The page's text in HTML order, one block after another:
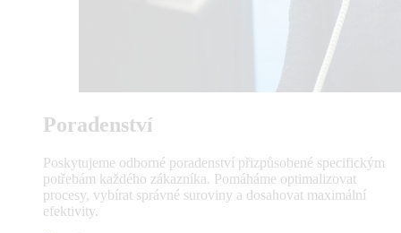
Poradenství
Poskytujeme odborné poradenství přizpůsobené specifickým
potřebám každého zákazníka. Pomáháme optimalizovat
procesy, vybírat správné suroviny a dosahovat maximální
efektivity.